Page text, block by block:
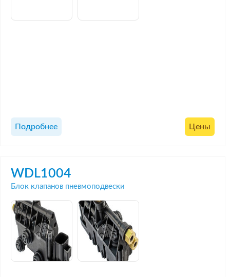
Подробнее Цены
WDL1004
Блок клапанов пневмоподвески